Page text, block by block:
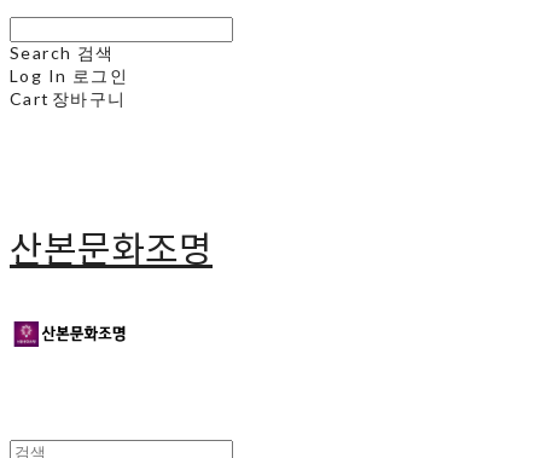
Search 검색
Log In 로그인
Cart 장바구니
산본문화조명